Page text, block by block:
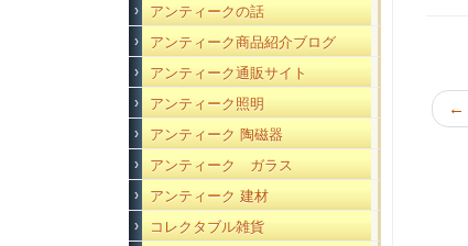
アンティークの話
アンティーク商品紹介ブログ
アンティーク通販サイト
アンティーク照明
アンティーク 陶磁器
アンティーク ガラス
アンティーク 建材
コレクタブル雑貨
←